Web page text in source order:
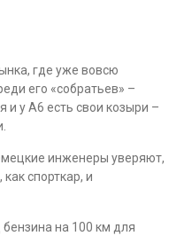
где уже вовсю
его «собратьев» –
и у A6 есть свои козыри –
инженеры уверяют,
спорткар, и
на 100 км для